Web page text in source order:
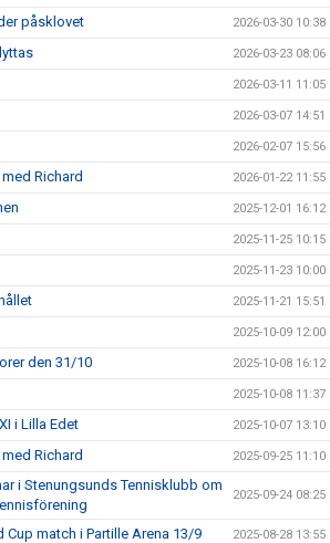
påsklovet 2026-03-30 10:38
2026-03-23 08:06
2026-03-11 11:05
2026-03-07 14:51
2026-02-07 15:56
Richard 2026-01-22 11:55
2025-12-01 16:12
2025-11-25 10:15
2025-11-23 10:00
2025-11-21 15:51
2025-10-09 12:00
den 31/10 2025-10-08 16:12
2025-10-08 11:37
i Lilla Edet 2025-10-07 13:10
Richard 2025-09-25 11:10
i Stenungsunds Tennisklubb om
2025-09-24 08:25
Cup match i Partille Arena 13/9 2025-08-28 13:55